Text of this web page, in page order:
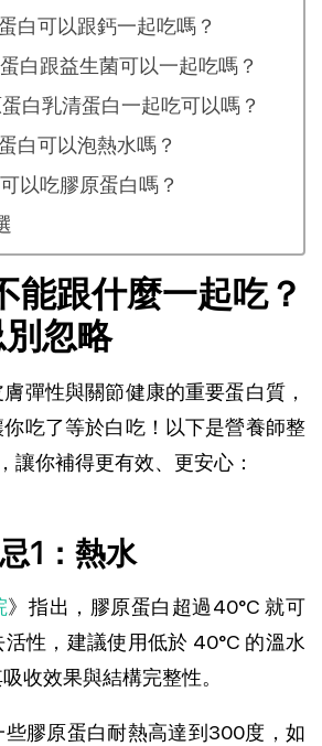
白可以跟鈣一起吃嗎？
白跟益生菌可以一起吃嗎？
白乳清蛋白一起吃可以嗎？
白可以泡熱水嗎？
以吃膠原蛋白嗎？
能跟什麼一起吃？
忽略
彈性與關節健康的重要蛋白質，
吃了等於白吃！以下是營養師整
讓你補得更有效、更安心：
1：熱水
》指出，膠原蛋白超過40°C 就可
性，建議使用低於 40°C 的溫水
收效果與結構完整性。
膠原蛋白耐熱高達到300度，如